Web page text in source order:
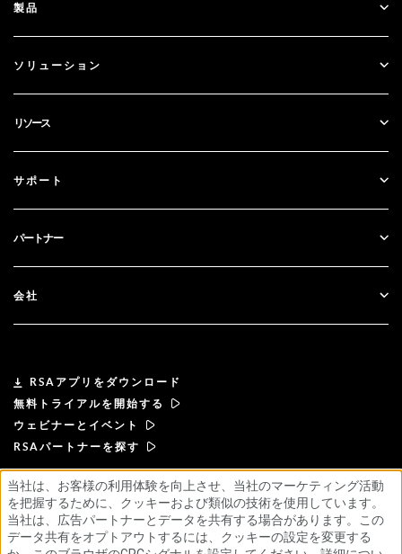
製品
SecurID
ソリューション
多要素認証
金融サービス
リソース
ブログ
ドキュメンテーション
サポート
カスタマー・サポート
パートナー
パートナーになる
会社
リーダーシップ
ニュース& プレス
リソース
採用情報
RSAアプリをダウンロード
無料トライアルを開始する
ウェビナーとイベント
RSAパートナーを探す
利用規約プライバシーポリシー標準契約書
サプライヤー・プリンシプル
倫理的なサプライチェーンに関する声明 ESG
当社は、お客様の利用体験を向上させ、当社のマーケティング活動
を把握するために、クッキーおよび類似の技術を使用しています。
当社は、広告パートナーとデータを共有する場合があります。この
データ共有をオプトアウトするには、クッキーの設定を変更する